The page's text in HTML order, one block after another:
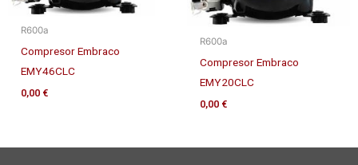
R600a
Compresor Embraco
EMY46CLC
0,00 €
R600a
Compresor Embraco
EMY20CLC
0,00 €